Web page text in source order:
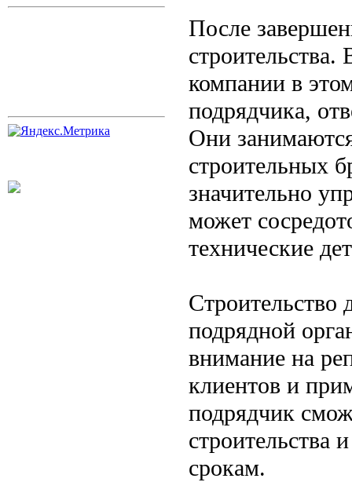
После
компании в
подрядчика,
Они
строительных
значительно
может
технические
Строительство
подрядной
внимание на
клиентов и
подрядчик
строительства
срокам.